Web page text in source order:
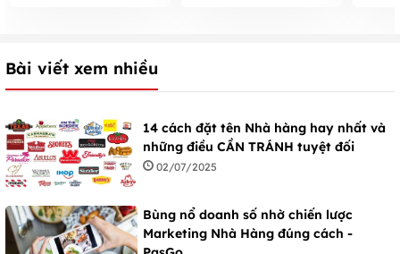
Bài viết xem nhiều
14 cách đặt tên Nhà hàng hay nhất và
những điều CẦN TRÁNH tuyệt đối
02/07/2025
Bùng nổ doanh số nhờ chiến lược
Marketing Nhà Hàng đúng cách -